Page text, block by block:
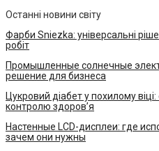
Останні новини світу
Фарби Sniezka: універсальні
робіт
Промышленные солнечные
решение для бизнеса
Цукровий діабет у похилому
контролю здоров’я
Настенные LCD-дисплеи: где
зачем они нужны